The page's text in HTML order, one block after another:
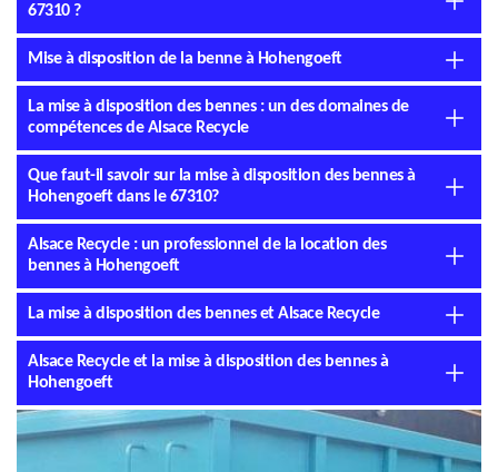
67310 ?
Mise à disposition de la benne à Hohengoeft
La mise à disposition des bennes : un des domaines de
compétences de Alsace Recycle
Que faut-il savoir sur la mise à disposition des bennes à
Hohengoeft dans le 67310?
Alsace Recycle : un professionnel de la location des
bennes à Hohengoeft
La mise à disposition des bennes et Alsace Recycle
Alsace Recycle et la mise à disposition des bennes à
Hohengoeft